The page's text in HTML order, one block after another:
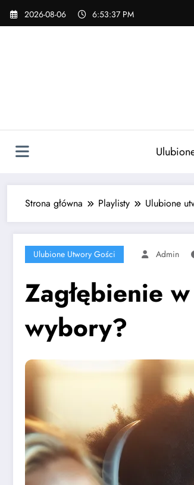
Skip
2026-08-06 6:53:39 PM
Strona główna Playlisty Ulubione
Ulubione Utwory Gości Admin
Zagłębienie
wybory?